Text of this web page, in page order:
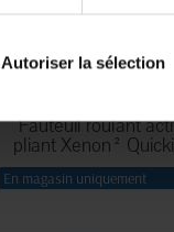
Autoriser la sélection
Fauteuil roulant
pliant Xenon²
En magasin uniquement